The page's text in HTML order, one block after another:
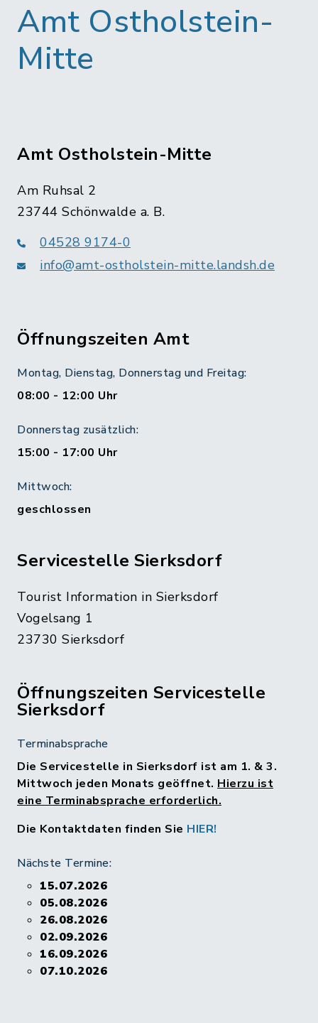
Amt Ostholstein-
Mitte
Amt Ostholstein-Mitte
Am Ruhsal 2
23744 Schönwalde a. B.
04528 9174-0
info@amt-ostholstein-mitte.landsh.de
Öffnungszeiten Amt
Montag, Dienstag, Donnerstag und Freitag:
08:00 - 12:00 Uhr
Donnerstag zusätzlich:
15:00 - 17:00 Uhr
Mittwoch:
geschlossen
Servicestelle Sierksdorf
Tourist Information in Sierksdorf
Vogelsang 1
23730 Sierksdorf
Öffnungszeiten Servicestelle
Sierksdorf
Terminabsprache
Die Servicestelle in Sierksdorf ist am 1. & 3.
Mittwoch jeden Monats geöffnet. Hierzu ist
eine Terminabsprache erforderlich.
Die Kontaktdaten finden Sie HIER!
Nächste Termine:
15.07.2026
05.08.2026
26.08.2026
02.09.2026
16.09.2026
07.10.2026